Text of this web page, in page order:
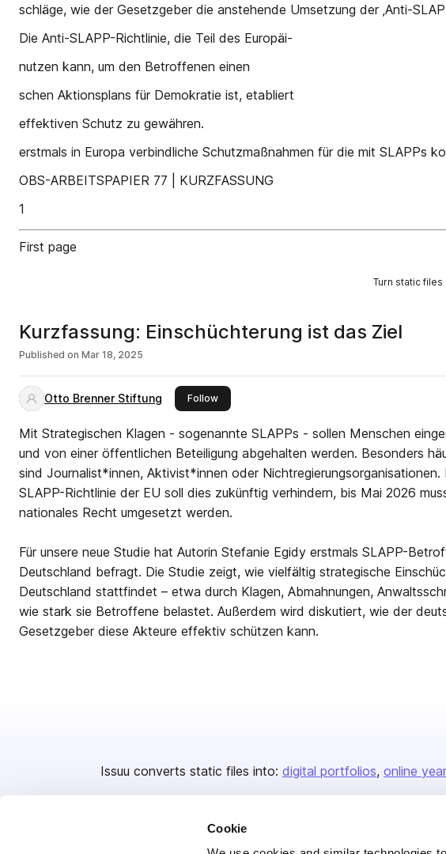
Cookie
schläge, wie der Gesetzgeber die anstehende Umsetzung der ‚Anti-
Die Anti-SLAPP-Richtlinie, die Teil des Europäi-
nutzen kann, um den Betroffenen einen
schen Aktionsplans für Demokratie ist, etabliert
effektiven Schutz zu gewähren.
erstmals in Europa verbindliche Schutzmaßnahmen für die mit SLAPPs
OBS-ARBEITSPAPIER 77 | KURZFASSUNG
1
First page
Turn static
Kurzfassung: Einschüchterung ist das Ziel
Published on Mar 18, 2025
Otto Brenner Stiftung Followthis publisher
Mit Strategischen Klagen - sogenannte SLAPPs - sollen Menschen
und von einer öffentlichen Beteiligung abgehalten werden. Besonders
sind Journalist*innen, Aktivist*innen oder Nichtregierungsorganisationen.
SLAPP-Richtlinie der EU soll dies zukünftig verhindern, bis Mai 2026
nationales Recht umgesetzt werden.
Für unsere neue Studie hat Autorin Stefanie Egidy erstmals SLAPP-
Deutschland befragt. Die Studie zeigt, wie vielfältig strategische
Deutschland stattfindet – etwa durch Klagen, Abmahnungen,
wie stark sie Betroffene belastet. Außerdem wird diskutiert, wie der
Gesetzgeber diese Akteure effektiv schützen kann.
Issuu converts static files into: digital portfolios online